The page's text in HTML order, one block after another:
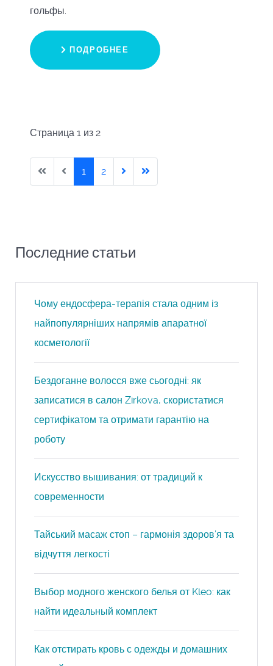
гольфы.
ПОДРОБНЕЕ
Страница 1 из 2
1 2
Последние статьи
Чому ендосфера-терапія стала одним із
найпопулярніших напрямів апаратної
косметології
Бездоганне волосся вже сьогодні: як
записатися в салон Zirkova, скористатися
сертифікатом та отримати гарантію на
роботу
Искусство вышивания: от традиций к
современности
Тайський масаж стоп – гармонія здоров’я та
відчуття легкості
Выбор модного женского белья от Kleo: как
найти идеальный комплект
Как отстирать кровь с одежды и домашних